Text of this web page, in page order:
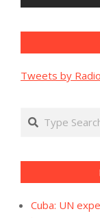
Tweets by
Search
Cuba: UN